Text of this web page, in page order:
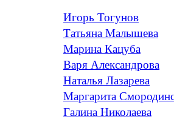
Игорь Тогунов
Татьяна Малышева
Марина Кацуба
Варя Александрова
Наталья Лазарева
Маргарита
Галина Николаева